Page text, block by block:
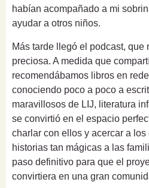
habían acompañado a mi
ayudar a otros niños.
Más tarde llegó el podcast, que
preciosa. A medida que
recomendábamos libros en
conociendo poco a poco a
maravillosos de LIJ, literatura
se convirtió en el espacio
charlar con ellos y acercar a
historias tan mágicas a las
paso definitivo para que el
convirtiera en una gran